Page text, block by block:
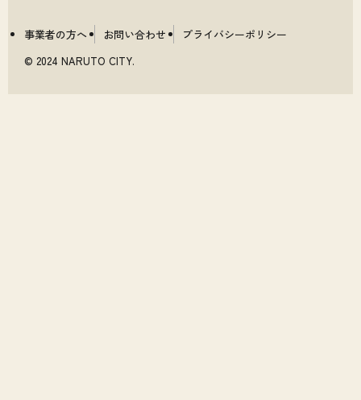
事業者の方へ お問い合わせ
プライバシーポリシー
© 2024 NARUTO CITY.